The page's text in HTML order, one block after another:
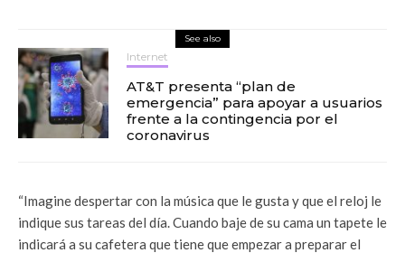
See also
Internet
AT&T presenta “plan de
emergencia” para apoyar a usuarios
frente a la contingencia por el
coronavirus
“Imagine despertar con la música que le gusta y que el reloj le
indique sus tareas del día. Cuando baje de su cama un tapete le
indicará a su cafetera que tiene que empezar a preparar el